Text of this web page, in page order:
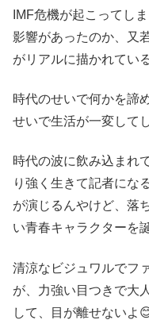
IMF危機が起こってし
影響があったのか、又
がリアルに描かれてい
時代のせいで何かを諦
せいで生活が一変して
時代の波に飲み込まれ
り強く生きて記者にな
が演じるんやけど、落
い青春キャラクターを
清涼なビジュワルでフ
が、力強い目つきで大
して、目が離せないよ